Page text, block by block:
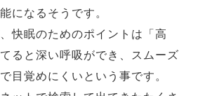
になるそうです。
快眠のためのポイントは「高
ると深い呼吸ができ、スムーズ
目覚めにくいという事です。